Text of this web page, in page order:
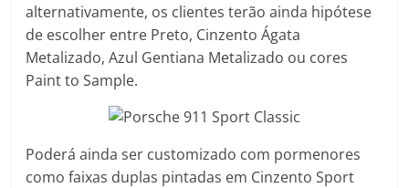
alternativamente, os clientes terão ainda hipótese
de escolher entre Preto, Cinzento Ágata
Metalizado, Azul Gentiana Metalizado ou cores
Paint to Sample.
Poderá ainda ser customizado com pormenores
como faixas duplas pintadas em Cinzento Sport